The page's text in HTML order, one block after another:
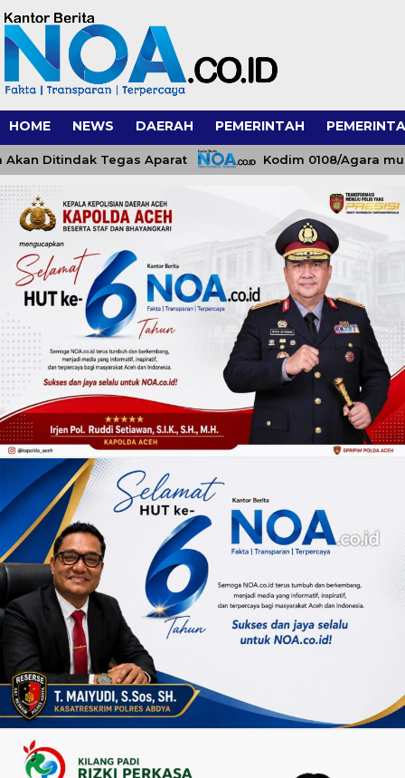
HOME NEWS DAERAH PEMERINTAH
Tegas Aparat Kodim 0108/Agara mulai